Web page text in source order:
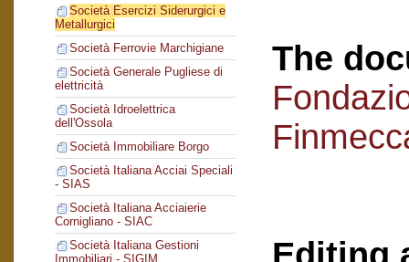
Società Esercizi Siderurgici e
Metallurgici
Società Ferrovie Marchigiane
Società Generale Pugliese di
elettricità
Società Idroelettrica
dell'Ossola
Società Immobiliare Borgo
Società Italiana Acciai Speciali
- SIAS
Società Italiana Acciaierie
Cornigliano - SIAC
Società Italiana Gestioni
Immobiliari - SIGIM
The